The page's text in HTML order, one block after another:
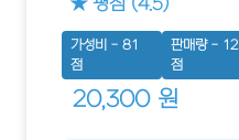
★ 평점 (4.5)
가성비 - 81
점
판매량 - 12
점
20,300 원